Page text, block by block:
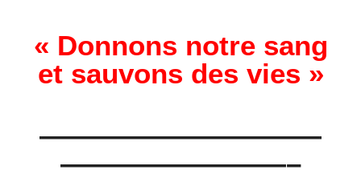
« Donnons notre sang
et sauvons des vies »
——————————
————————–